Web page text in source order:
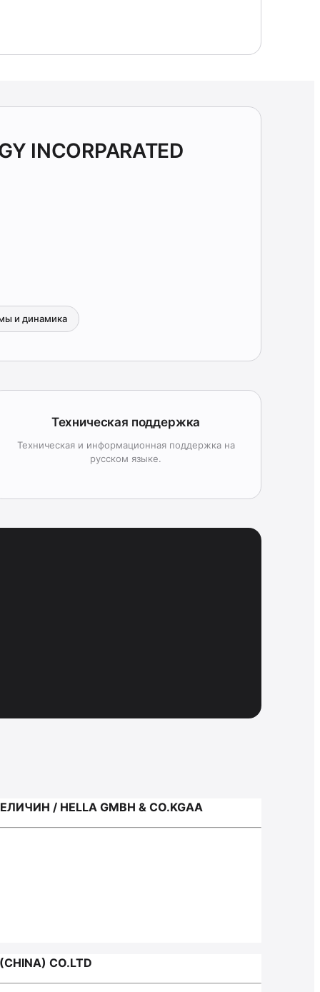
INCORPARATED
и динамика
Техническая поддержка
Техническая и информационная поддержка на
русском языке.
/ HELLA GMBH & CO.KGAA
CO.LTD